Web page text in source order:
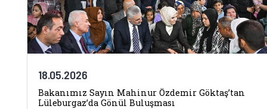
18.05.2026
Bakanımız Sayın Mahinur Özdemir Göktaş’tan
Lüleburgaz’da Gönül Buluşması